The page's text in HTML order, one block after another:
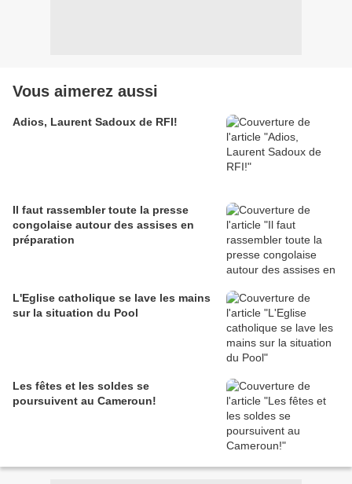
Vous aimerez aussi
Adios, Laurent Sadoux de RFI!
Il faut rassembler toute la presse
congolaise autour des assises en
préparation
L'Eglise catholique se lave les mains
sur la situation du Pool
Les fêtes et les soldes se
poursuivent au Cameroun!